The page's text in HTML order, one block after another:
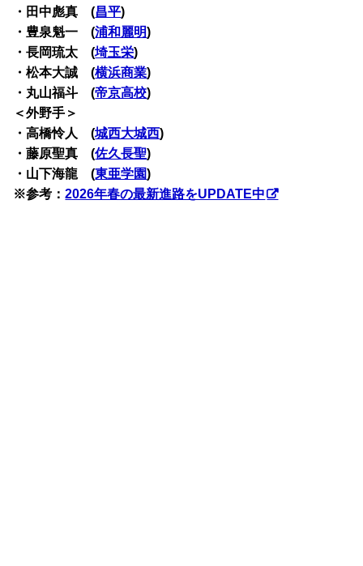
・田中彪真 (昌平)
・豊泉魁一 (浦和麗明)
・長岡琉太 (埼玉栄)
・松本大誠 (横浜商業)
・丸山福斗 (帝京高校)
＜外野手＞
・高橋怜人 (城西大城西)
・藤原聖真 (佐久長聖)
・山下海龍 (東亜学園)
※参考：2026年春の最新進路をUPDATE中